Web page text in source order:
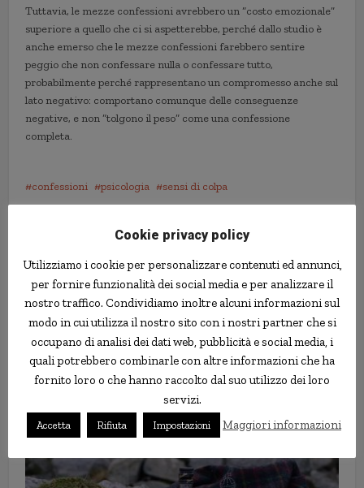
Tuttavia, le mezze confessioni avrebbero un “costo emozionale”
superiore a quello che ci si aspetterebbe, perché dallo studio è
anche emerso che le mezze confessioni farebbero sentire
peggio che non confessare nulla o confessare tutto,
probabilmente perché rappresentano un compromesso anche sul
lato negativo: comportano comunque delle conseguenze
negative, e non “tolgono il peso” come una confessione
completa.
confessioni psicologia sensi di colpa
“Dausage”, una salsiccia ripiena
di marmellata
Cookie privacy policy
Utilizziamo i cookie per personalizzare contenuti ed annunci,
per fornire funzionalità dei social media e per analizzare il
nostro traffico. Condividiamo inoltre alcuni informazioni sul
modo in cui utilizza il nostro sito con i nostri partner che si
occupano di analisi dei dati web, pubblicità e social media, i
quali potrebbero combinarle con altre informazioni che ha
fornito loro o che hanno raccolto dal suo utilizzo dei loro
servizi.
Accetta Rifiuta Impostazioni Maggiori informazioni